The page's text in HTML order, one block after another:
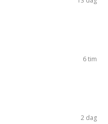
6 tim
2 dag